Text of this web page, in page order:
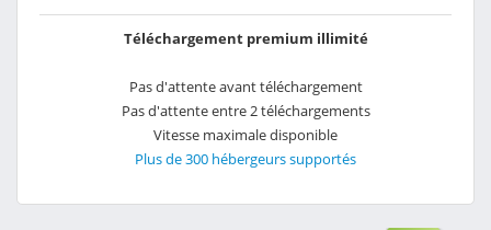
Téléchargement premium illimité
Pas d'attente avant téléchargement
Pas d'attente entre 2 téléchargements
Vitesse maximale disponible
Plus de 300 hébergeurs supportés